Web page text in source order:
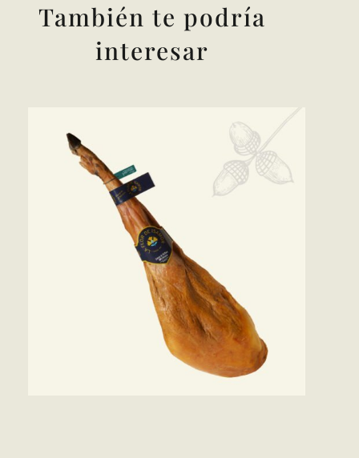
También te podría
interesar